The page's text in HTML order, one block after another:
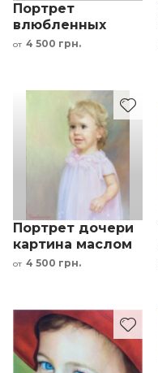
Портрет
влюбленных
картина маслом
от 4 500 грн.
Портрет дочери
картина маслом
по фото девочка
от 4 500 грн.